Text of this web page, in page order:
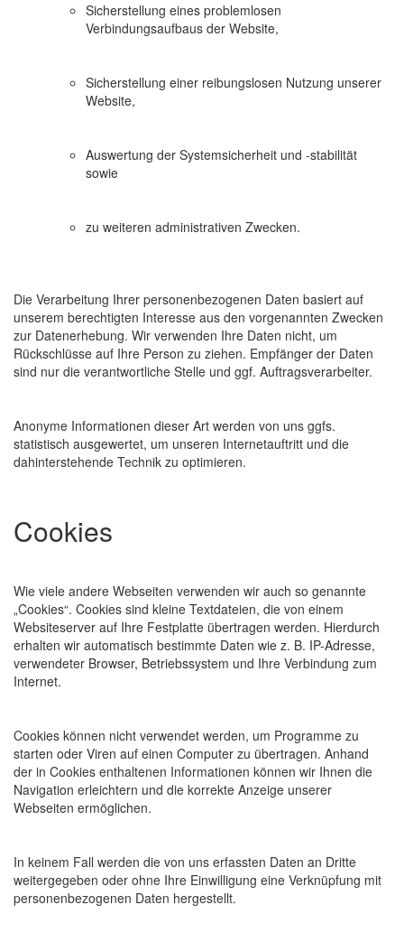
Sicherstellung eines problemlosen
Verbindungsaufbaus der Website,
Sicherstellung einer reibungslosen Nutzung unserer
Website,
Auswertung der Systemsicherheit und -stabilität
sowie
zu weiteren administrativen Zwecken.
Die Verarbeitung Ihrer personenbezogenen Daten basiert auf
unserem berechtigten Interesse aus den vorgenannten Zwecken
zur Datenerhebung. Wir verwenden Ihre Daten nicht, um
Rückschlüsse auf Ihre Person zu ziehen. Empfänger der Daten
sind nur die verantwortliche Stelle und ggf. Auftragsverarbeiter.
Anonyme Informationen dieser Art werden von uns ggfs.
statistisch ausgewertet, um unseren Internetauftritt und die
dahinterstehende Technik zu optimieren.
Cookies
Wie viele andere Webseiten verwenden wir auch so genannte
„Cookies“. Cookies sind kleine Textdateien, die von einem
Websiteserver auf Ihre Festplatte übertragen werden. Hierdurch
erhalten wir automatisch bestimmte Daten wie z. B. IP-Adresse,
verwendeter Browser, Betriebssystem und Ihre Verbindung zum
Internet.
Cookies können nicht verwendet werden, um Programme zu
starten oder Viren auf einen Computer zu übertragen. Anhand
der in Cookies enthaltenen Informationen können wir Ihnen die
Navigation erleichtern und die korrekte Anzeige unserer
Webseiten ermöglichen.
In keinem Fall werden die von uns erfassten Daten an Dritte
weitergegeben oder ohne Ihre Einwilligung eine Verknüpfung mit
personenbezogenen Daten hergestellt.